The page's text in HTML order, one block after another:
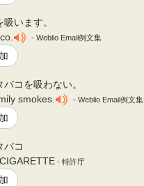
吸います。
- Weblio Email例文集
バコを吸わない。
smokes.
- Weblio Email例文集
バコ
- 特許庁